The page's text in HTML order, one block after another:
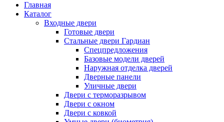
Главная
Каталог
Входные двери
Готовые двери
Стальные двери Гардиан
Спецпредложения
Базовые модели дверей
Наружная отделка дверей
Дверные панели
Уличные двери
Двери с терморазрывом
Двери с окном
Двери с ковкой